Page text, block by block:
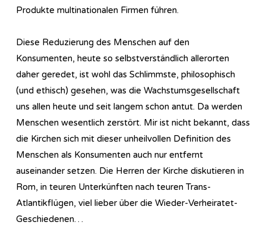
Produkte multinationalen Firmen führen.
Diese Reduzierung des Menschen auf den
Konsumenten, heute so selbstverständlich allerorten
daher geredet, ist wohl das Schlimmste, philosophisch
(und ethisch) gesehen, was die Wachstumsgesellschaft
uns allen heute und seit langem schon antut. Da werden
Menschen wesentlich zerstört. Mir ist nicht bekannt, dass
die Kirchen sich mit dieser unheilvollen Definition des
Menschen als Konsumenten auch nur entfernt
auseinander setzen. Die Herren der Kirche diskutieren in
Rom, in teuren Unterkünften nach teuren Trans-
Atlantikflügen, viel lieber über die Wieder-Verheiratet-
Geschiedenen…